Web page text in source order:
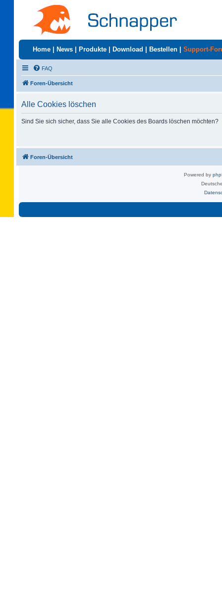
Home News Produkte Download Bestellen Support-
FAQ
Foren-Übersicht
Alle Cookies löschen
Sind Sie sich sicher, dass Sie alle Cookies des Boards löschen möchten?
Foren-Übersicht
Powered by